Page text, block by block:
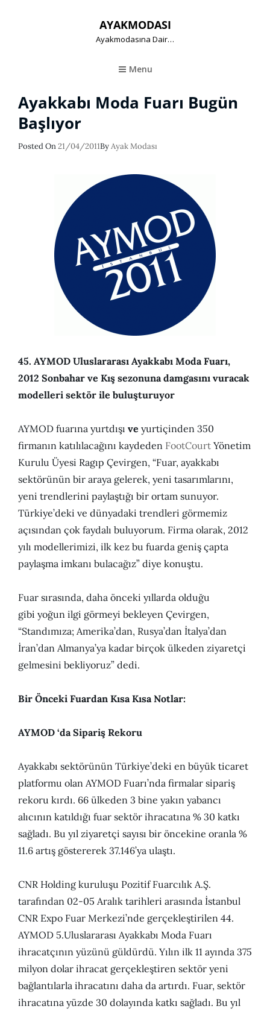
AYAKMODASI
Ayakmodasına Dair…
Menu
Ayakkabı Moda Fuarı Bugün
Başlıyor
Posted OnPosted
21/04/2011ByAyak Modası
45. AYMOD Uluslararası Ayakkabı Moda Fuarı,
2012 Sonbahar ve Kış sezonuna damgasını vuracak
modelleri sektör ile buluşturuyor
AYMOD fuarına yurtdışı ve yurtiçinden 350
firmanın katılılacağını kaydeden FootCourt Yönetim
Kurulu Üyesi Ragıp Çevirgen, “Fuar, ayakkabı
sektörünün bir araya gelerek, yeni tasarımlarını,
yeni trendlerini paylaştığı bir ortam sunuyor.
Türkiye’deki ve dünyadaki trendleri görmemiz
açısından çok faydalı buluyorum. Firma olarak, 2012
yılı modellerimizi, ilk kez bu fuarda geniş çapta
paylaşma imkanı bulacağız” diye konuştu.
Fuar sırasında, daha önceki yıllarda olduğu
gibi yoğun ilgi görmeyi bekleyen Çevirgen,
“Standımıza; Amerika’dan, Rusya’dan İtalya’dan
İran’dan Almanya’ya kadar birçok ülkeden ziyaretçi
gelmesini bekliyoruz” dedi.
Bir Önceki Fuardan Kısa Kısa Notlar:
AYMOD ‘da Sipariş Rekoru
Ayakkabı sektörünün Türkiye’deki en büyük ticaret
platformu olan AYMOD Fuarı’nda firmalar sipariş
rekoru kırdı. 66 ülkeden 3 bine yakın yabancı
alıcının katıldığı fuar sektör ihracatına % 30 katkı
sağladı. Bu yıl ziyaretçi sayısı bir öncekine oranla %
11.6 artış göstererek 37.146’ya ulaştı.
CNR Holding kuruluşu Pozitif Fuarcılık A.Ş.
tarafından 02-05 Aralık tarihleri arasında İstanbul
CNR Expo Fuar Merkezi’nde gerçekleştirilen 44.
AYMOD 5.Uluslararası Ayakkabı Moda Fuarı
ihracatçının yüzünü güldürdü. Yılın ilk 11 ayında 375
milyon dolar ihracat gerçekleştiren sektör yeni
bağlantılarla ihracatını daha da artırdı. Fuar, sektör
ihracatına yüzde 30 dolayında katkı sağladı. Bu yıl